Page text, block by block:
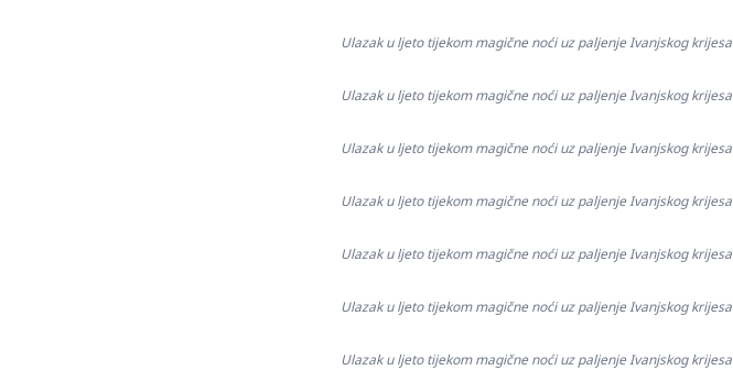
Ulazak u ljeto tijekom magične noći uz paljenje Ivanjskog krijesa
Ulazak u ljeto tijekom magične noći uz paljenje Ivanjskog krijesa
Ulazak u ljeto tijekom magične noći uz paljenje Ivanjskog krijesa
Ulazak u ljeto tijekom magične noći uz paljenje Ivanjskog krijesa
Ulazak u ljeto tijekom magične noći uz paljenje Ivanjskog krijesa
Ulazak u ljeto tijekom magične noći uz paljenje Ivanjskog krijesa
Ulazak u ljeto tijekom magične noći uz paljenje Ivanjskog krijesa